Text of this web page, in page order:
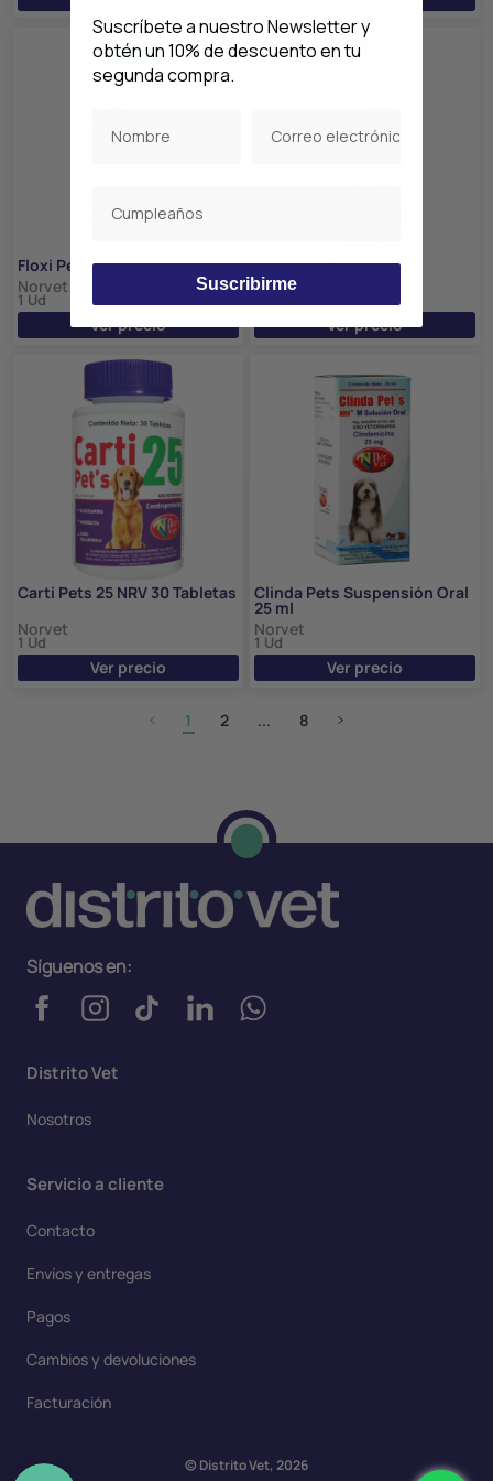
Floxi Pets NRV 30 Tabletas
Norvet
1 Ud
Ver precio
Dexa Jet NRV 15 ml
Norvet
Ver precio
Carti Pets 25 NRV 30 Tabletas
Norvet
1 Ud
Ver precio
Clinda Pets Suspensión Oral
25 ml
Norvet
1 Ud
Ver precio
1 2 ... 8
Distrito Vet
Nosotros
Servicio a cliente
Contacto
Envíos y entregas
Pagos
Cambios y devoluciones
Facturación
Síguenos en:
© Distrito Vet, 2026
Suscríbete a nuestro Newsletter y
obtén un 10% de descuento en tu
segunda compra.
Suscribirme